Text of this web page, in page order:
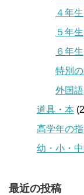
４年生
５年生
６年生
特別
外国語
道具・本
高学年の
幼・小・
最近の投稿